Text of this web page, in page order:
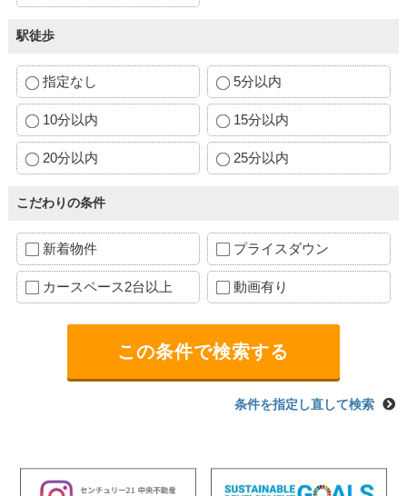
駅徒歩
指定なし 5分以内
10分以内 15分以内
20分以内 25分以内
こだわりの条件
新着物件 プライスダウン
カースペース2台以上 動画有り
条件を指定し直して検索